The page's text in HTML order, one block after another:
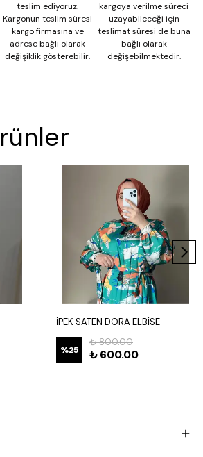
teslim ediyoruz.
Kargonun teslim süresi
kargo firmasına ve
adrese bağlı olarak
değişiklik gösterebilir.
kargoya verilme süreci
uzayabileceği için
teslimat süresi de buna
bağlı olarak
değişebilmektedir.
İPEK SATEN DORA ELBİSE
%25
₺ 800.00
₺ 600.00